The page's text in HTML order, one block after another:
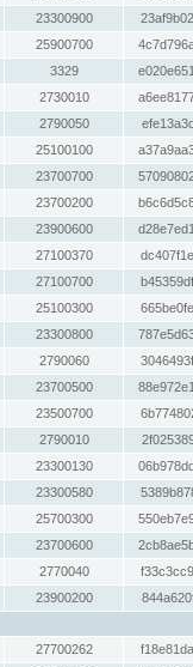
23300900
25900700
3329
2730010
2790050
25100100
23700700
23700200
23900600
27100370
27100700
25100300
23300800
2790060
23700500
23500700
2790010
23300130
23300580
25700300
23700600
2770040
23900200
27700262